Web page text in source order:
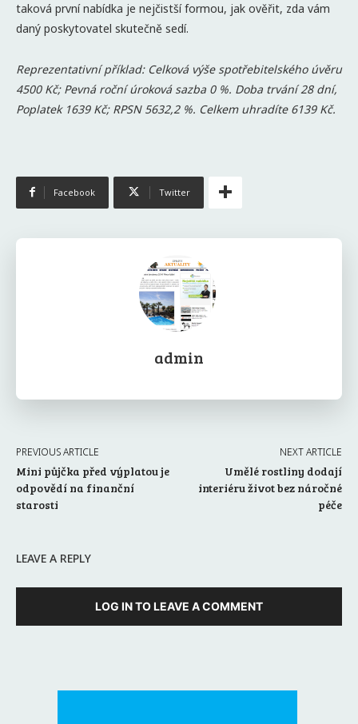
taková první nabídka je nejčistší formou, jak ověřit, zda vám
daný poskytovatel skutečně sedí.
Reprezentativní příklad: Celková výše spotřebitelského úvěru
4500 Kč; Pevná roční úroková sazba 0 %. Doba trvání 28 dní,
Poplatek 1639 Kč; RPSN 5632,2 %. Celkem uhradíte 6139 Kč.
Facebook Twitter
admin
PREVIOUS ARTICLE
Mini půjčka před výplatou je
odpovědí na finanční
starosti
NEXT ARTICLE
Umělé rostliny dodají
interiéru život bez náročné
péče
LEAVE A REPLY
LOG IN TO LEAVE A COMMENT